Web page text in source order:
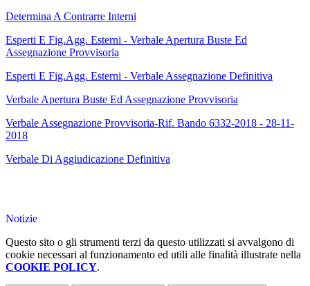
Determina A Contrarre Interni
Esperti E Fig.Agg. Esterni - Verbale Apertura Buste Ed
Assegnazione Provvisoria
Esperti E Fig.Agg. Esterni - Verbale Assegnazione Definitiva
Verbale Apertura Buste Ed Assegnazione Provvisoria
Verbale Assegnazione Provvisoria-Rif. Bando 6332-2018 - 28-11-
2018
Verbale Di Aggiudicazione Definitiva
Notizie
Questo sito o gli strumenti terzi da questo utilizzati si avvalgono di
cookie necessari al funzionamento ed utili alle finalità illustrate nella
COOKIE POLICY.